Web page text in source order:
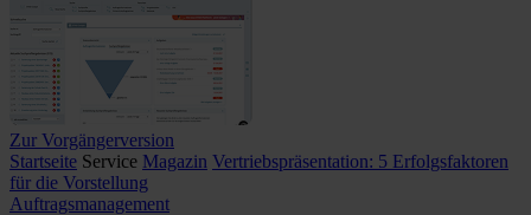
Zur Vorgängerversion
Startseite Service Magazin Vertriebspräsentation: 5 Erfolgsfaktoren
für die Vorstellung
Auftragsmanagement